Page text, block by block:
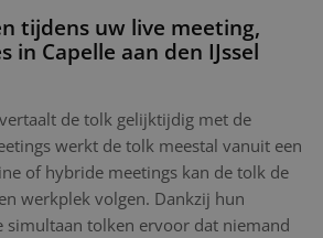
tijdens uw live meeting,
in Capelle aan den IJssel
de tolk gelijktijdig met de
werkt de tolk meestal vanuit een
of hybride meetings kan de tolk de
werkplek volgen. Dankzij hun
simultaan tolken ervoor dat niemand